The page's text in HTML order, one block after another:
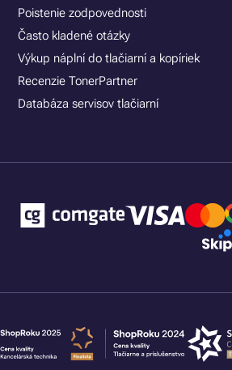
Poistenie zodpovednosti
Často kladené otázky
Výkup náplní do tlačiarní a kopíriek
Recenzie TonerPartner
Databáza servisov tlačiarní